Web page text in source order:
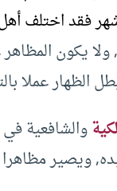
فقد اختلف
ولا يكون
الظهار عملا
والشافعية
ويصير